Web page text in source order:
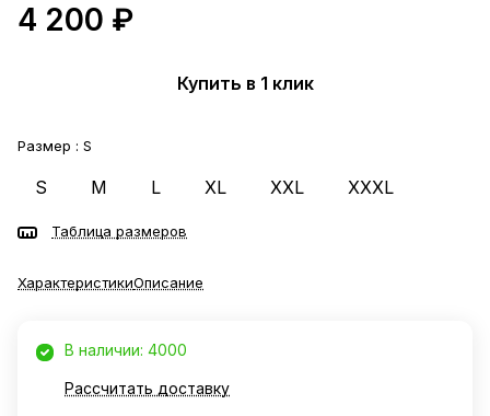
4 200 ₽
Купить в 1 клик
Размер : S
S M L XL XXL XXXL
Таблица размеров
ХарактеристикиОписание
В наличии: 4000
Рассчитать доставку